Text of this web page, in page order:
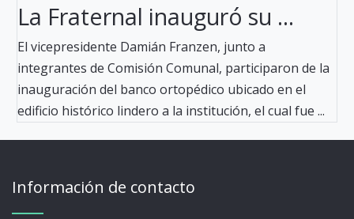
La Fraternal inauguró su ...
El vicepresidente Damián Franzen, junto a
integrantes de Comisión Comunal, participaron de la
inauguración del banco ortopédico ubicado en el
edificio histórico lindero a la institución, el cual fue ...
Información de contacto